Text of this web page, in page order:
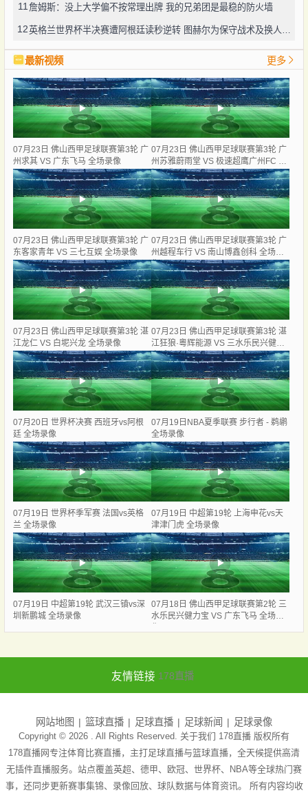
11詹姆斯：没上大学偏不按常理出牌 我的兄弟团是最稳的防火墙
12
最新视频 更多
07月23日 佛山西甲足球联赛第3轮 广
州求其 VS 广东飞马 全场录像
07月23日 佛山西甲足球联赛第3轮 广
州苏雅蔚雨堂 VS 极速超鹰广州FC 全
场录像
07月23日 佛山西甲足球联赛第3轮 广
东客家青年 VS 三七互娱 全场录像
07月23日 佛山西甲足球联赛第3轮 广
州越程车行 VS 南山博鑫创科 全场录
像
07月23日 佛山西甲足球联赛第3轮 湛
江龙仁 VS 白坭兴龙 全场录像
07月23日 佛山西甲足球联赛第3轮 湛
江狂狼·粵辉能源 VS 三水乐民兴健力
宝 全场录像
07月20日 世界杯决赛 西班牙vs阿根
廷 全场录像
07月19日NBA夏季联赛 步行者 - 鹈鹕
全场录像
07月19日 世界杯季军赛 法国vs英格
兰 全场录像
07月19日 中超第19轮 上海申花vs天
津津门虎 全场录像
07月19日 中超第19轮 武汉三镇vs深
圳新鹏城 全场录像
07月18日 佛山西甲足球联赛第2轮 三
水乐民兴健力宝 VS 广东飞马 全场录
友情链接 178直播
网站地图 篮球直播 足球直播 足球新闻 足球录像
Copyright © 2026 . All Rights Reserved. 关于我们 178直播 版权所有
178直播网专注体育比赛直播，主打足球直播与篮球直播，全天候提供高清
无插件直播服务。站点覆盖英超、德甲、欧冠、世界杯、NBA等全球热门赛
事，还同步更新赛事集锦、录像回放、球队数据与体育资讯。 所有内容均收